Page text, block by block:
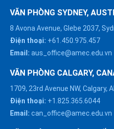
VĂN PHÒNG SYDNEY,
8 Avona Avenue, Glebe 2037,
Điện thoại: +61.450.975.457
Email: aus_office@amec.edu.vn
VĂN PHÒNG CALGARY,
1709, 23rd Avenue NW, Calgary,
Điện thoại: +1.825.365.6044
Email: can_office@amec.edu.vn